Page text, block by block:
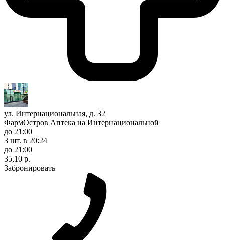
ул. Интернациональная, д. 32
ФармОстров Аптека на Интернациональной
до 21:00
3 шт. в 20:24
до 21:00
35,10 р.
Забронировать